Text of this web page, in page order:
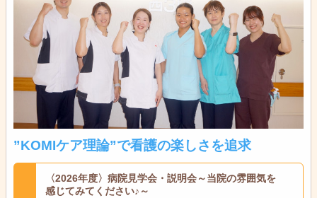
”KOMIケア理論”で看護の楽しさを追求
〈2026年度〉病院見学会・説明会～当院の雰囲気を
感じてみてください♪～